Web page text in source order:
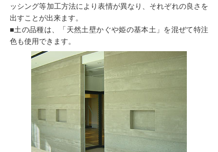
お気に入り
ッシング等加工方法により表情が異なり、それぞれの良さを
出すことが出来ます。
■土の品種は、「天然土壁かぐや姫の基本土」を混ぜて特注
色も使用できます。